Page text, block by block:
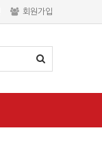
회원가입